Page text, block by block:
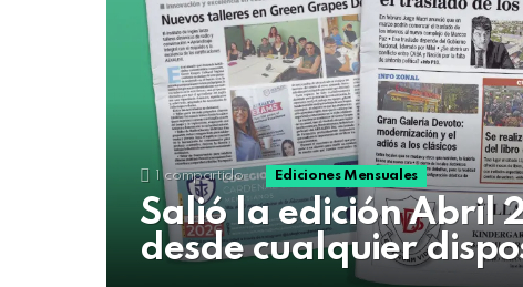
compartido Ediciones Mensuales
Salió la edición Abril
desde cualquier
07
de
agosto
de
2026